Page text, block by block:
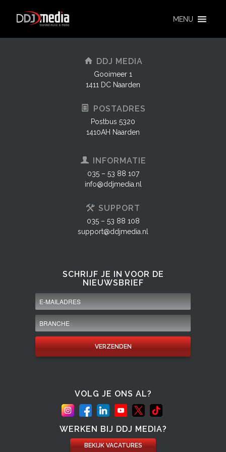
MENU
DDJ MEDIA
Gooimeer 1
1411 DC Naarden
POSTADRES
Postbus 5320
1410AH Naarden
INFORMATIE
035 – 53 88 107
info@ddjmedia.nl
SUPPORT
035 – 53 88 108
support@ddjmedia.nl
SCHRIJF JE IN VOOR DE
NIEUWSBRIEF
VOLG JE ONS AL?
WERKEN BIJ DDJ MEDIA?
BEKIJK VACATURES